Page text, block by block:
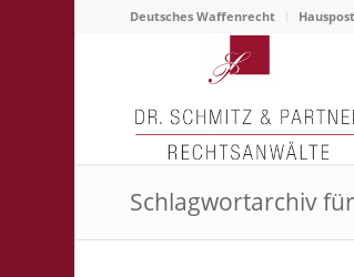
Deutsches Waffenrecht
Schlagwortarchiv